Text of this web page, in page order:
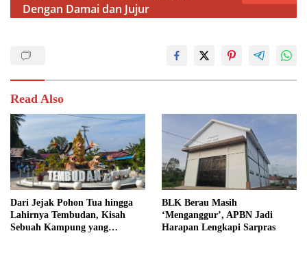
Dengan Damai dan Jujur
Read Also
Dari Jejak Pohon Tua hingga
Lahirnya Tembudan, Kisah
Sebuah Kampung yang
BLK Berau Masih
‘Menganggur’, APBN Jadi
Harapan Lengkapi Sarpras